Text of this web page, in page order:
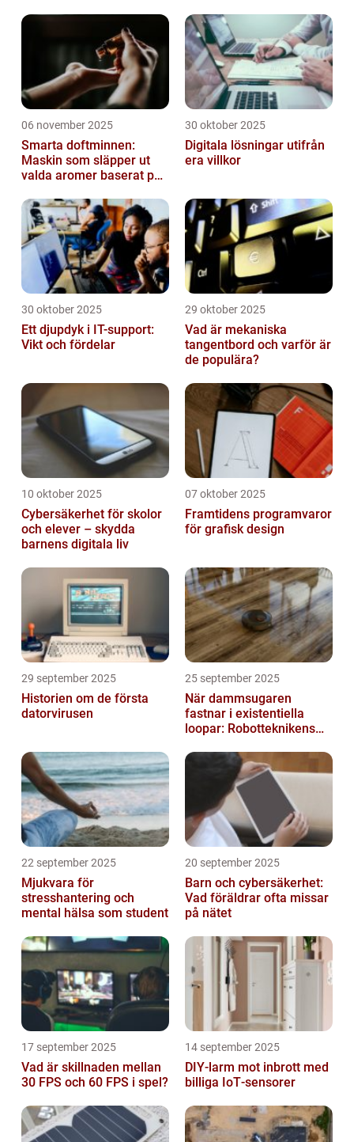
06 november 2025
Smarta doftminnen:
Maskin som släpper ut
valda aromer baserat på
30 oktober 2025
Digitala lösningar utifrån
era villkor
30 oktober 2025
Ett djupdyk i IT-support:
Vikt och fördelar
29 oktober 2025
Vad är mekaniska
tangentbord och varför är
de populära?
10 oktober 2025
Cybersäkerhet för skolor
och elever – skydda
barnens digitala liv
07 oktober 2025
Framtidens programvaror
för grafisk design
29 september 2025
Historien om de första
datorvirusen
25 september 2025
När dammsugaren
fastnar i existentiella
loopar: Robotteknikens
22 september 2025
Mjukvara för
stresshantering och
mental hälsa som student
20 september 2025
Barn och cybersäkerhet:
Vad föräldrar ofta missar
på nätet
17 september 2025
Vad är skillnaden mellan
30 FPS och 60 FPS i spel?
14 september 2025
DIY‑larm mot inbrott med
billiga IoT‑sensorer